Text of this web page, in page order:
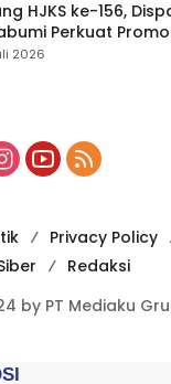
HJKS ke-156,
Perkuat
Digital
2026
Privacy Policy
Redaksi
by PT Mediaku